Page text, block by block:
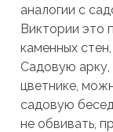
аналогии с
Виктории это
каменных
Садовую
цветнике,
садовую
не обвивать,